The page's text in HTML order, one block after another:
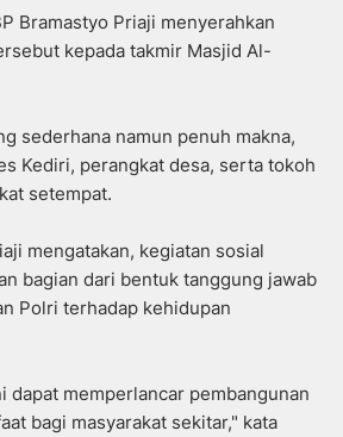
Bramastyo Priaji menyerahkan
kepada takmir Masjid Al-
sederhana namun penuh makna,
Kediri, perangkat desa, serta tokoh
setempat.
mengatakan, kegiatan sosial
bagian dari bentuk tanggung jawab
Polri terhadap kehidupan
dapat memperlancar pembangunan
bagi masyarakat sekitar," kata